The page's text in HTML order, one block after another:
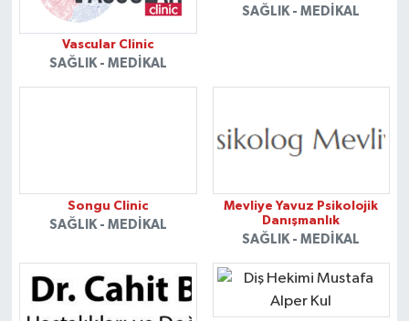
Vascular Clinic
SAĞLIK - MEDIKAL
SAĞLIK - MEDIKAL
Songu Clinic
SAĞLIK - MEDIKAL
Mevliye Yavuz Psikolojik
Danışmanlık
SAĞLIK - MEDIKAL